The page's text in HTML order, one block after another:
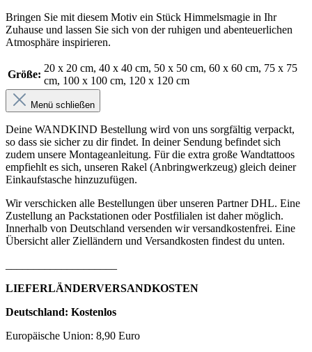
Bringen Sie mit diesem Motiv ein Stück Himmelsmagie in Ihr
Zuhause und lassen Sie sich von der ruhigen und abenteuerlichen
Atmosphäre inspirieren.
Größe:
20 x 20 cm, 40 x 40 cm, 50 x 50 cm, 60 x 60 cm, 75 x 75
cm, 100 x 100 cm, 120 x 120 cm
Menü schließen
Deine WANDKIND Bestellung wird von uns sorgfältig verpackt,
so dass sie sicher zu dir findet. In deiner Sendung befindet sich
zudem unsere Montageanleitung. Für die extra große Wandtattoos
empfiehlt es sich, unseren Rakel (Anbringwerkzeug) gleich deiner
Einkaufstasche hinzuzufügen.
Wir verschicken alle Bestellungen über unseren Partner DHL. Eine
Zustellung an Packstationen oder Postfilialen ist daher möglich.
Innerhalb von Deutschland versenden wir versandkostenfrei. Eine
Übersicht aller Zielländern und Versandkosten findest du unten.
LIEFERLÄNDERVERSANDKOSTEN
Deutschland: Kostenlos
Europäische Union: 8,90 Euro